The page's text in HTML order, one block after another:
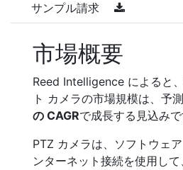
サンプル請求
市場概要
Reed Intelligence によると
ト カメラの市場規模は、予
の CAGRで成長する見込みで
PTZ カメラは、ソフトウェ
ンターネット接続を使用し